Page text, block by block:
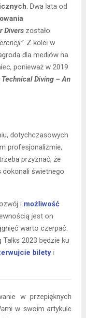
. Dwa lata od
Divers zostało
. Z kolei w
dla mediów na
ponieważ w 2019
Technical Diving – An
dotychczasowych
profesjonalizmie,
przyznać, że
dokonali świetnego
i możliwość
jest on
warto czerpać.
2023 będzie ku
bilety i
w przepięknych
w swoim artykule